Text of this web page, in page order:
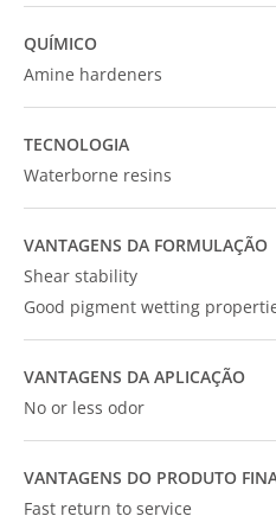
QUÍMICO
Amine hardeners
TECNOLOGIA
Waterborne resins
VANTAGENS DA FORMULAÇÃO
Shear stability
Good pigment wetting
VANTAGENS DA APLICAÇÃO
No or less odor
VANTAGENS DO PRODUTO
Fast return to service